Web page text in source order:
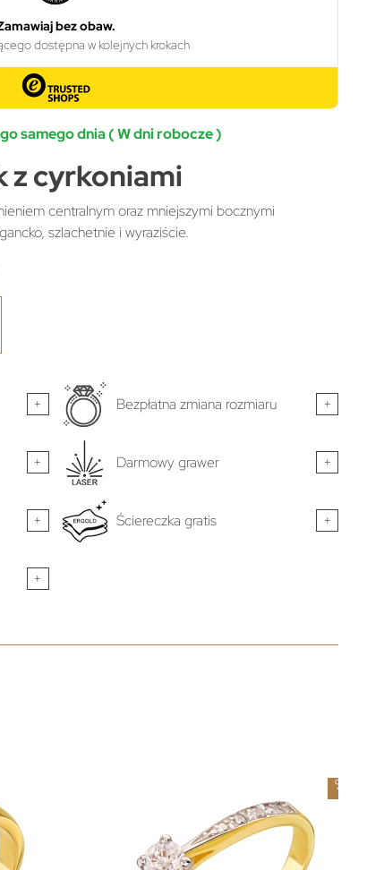
samego dnia ( W dni robocze )
z cyrkoniami
centralnym oraz mniejszymi bocznymi
szlachetnie i wyraziście.
+ Bezpłatna zmiana rozmiaru +
+ Darmowy grawer +
+ Ściereczka gratis +
+
%